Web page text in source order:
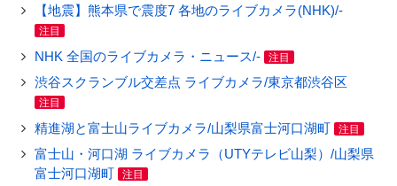
【地震】熊本県で震度7 各地のライブカメラ(NHK)/-
注目
NHK 全国のライブカメラ・ニュース/- 注目
渋谷スクランブル交差点 ライブカメラ/東京都渋谷区
注目
精進湖と富士山ライブカメラ/山梨県富士河口湖町 注目
富士山・河口湖 ライブカメラ（UTYテレビ山梨）/山梨県
富士河口湖町
注目